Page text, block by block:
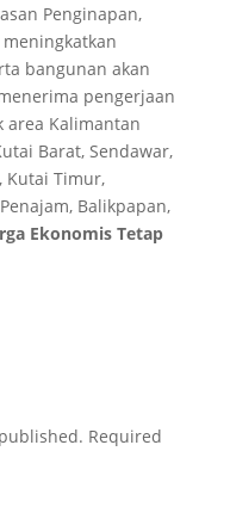
Penginapan,
bangunan akan
pengerjaan
area Kalimantan
Barat, Sendawar,
Kutai Timur,
Balikpapan,
Ekonomis Tetap
Required